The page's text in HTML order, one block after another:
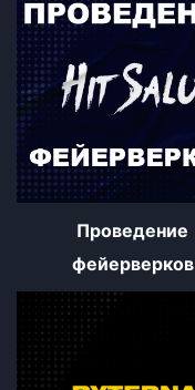
Проведение
фейерверков